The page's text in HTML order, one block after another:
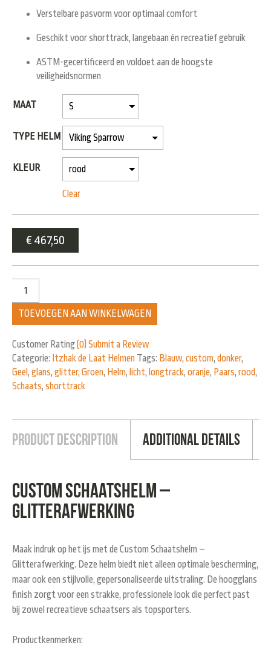
Verstelbare pasvorm voor optimaal comfort
Geschikt voor shorttrack, langebaan én recreatief gebruik
ASTM-gecertificeerd en voldoet aan de hoogste
veiligheidsnormen
MAAT
TYPE HELM
KLEUR
Clear
€ 467,50
TOEVOEGEN AAN WINKELWAGEN
Customer Rating (0) Submit a Review
Categorie: Itzhak de Laat Helmen Tags: Blauw, custom, donker,
Geel, glans, glitter, Groen, Helm, licht, longtrack, oranje, Paars, rood,
Schaats, shorttrack
Product Description Additional Details
Custom Schaatshelm –
Glitterafwerking
Maak indruk op het ijs met de Custom Schaatshelm –
Glitterafwerking. Deze helm biedt niet alleen optimale bescherming,
maar ook een stijlvolle, gepersonaliseerde uitstraling. De hoogglans
finish zorgt voor een strakke, professionele look die perfect past
bij zowel recreatieve schaatsers als topsporters.
Productkenmerken: